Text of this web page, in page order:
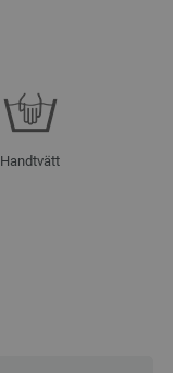
Handtvätt